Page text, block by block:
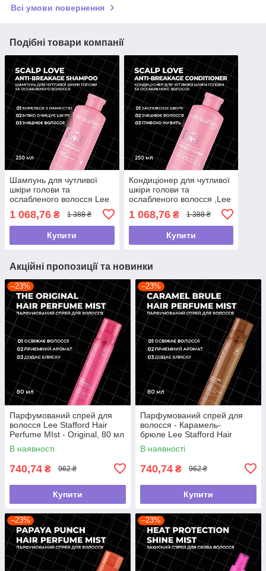
Всі умови повернення
Подібні товари компанії
Шампунь для чутливої
шкіри голови та
ослабленого волосся Lee
Breakage Shampoo,250мл
1 068,76 ₴ 1 388 ₴
Купити
Кондиціонер для чутливої
шкіри голови та
ослабленого волосся ,Lee
Breakage ,250 мл
1 068,76₴ 1 388 ₴
Купити
Акційні пропозиції та новинки
–23%
Парфумований спрей для
волосся Lee Stafford Hair
Perfume MIst - Original, 80 мл
В наявності
740,74 ₴ 962 ₴
Купити
–23%
Парфумований спрей для
волосся - Карамель-
брюле Lee Stafford Hair
Perfume Mist - Caramel
Brulee, 80 мл
В наявності
740,74 ₴ 962 ₴
Купити
–23% –23%